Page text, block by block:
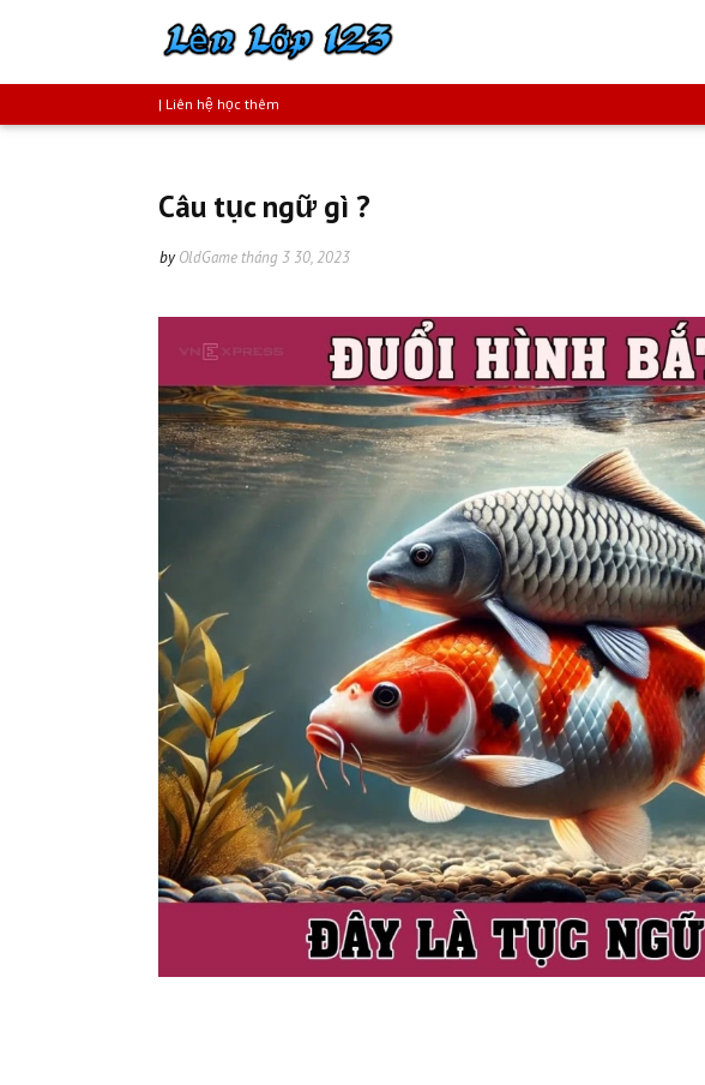
| Liên hệ học thêm
Câu tục ngữ gì ?
by OldGame tháng 3 30, 2023